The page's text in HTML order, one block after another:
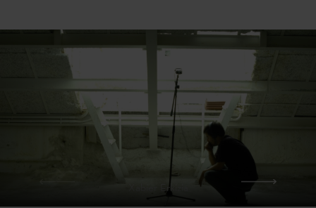
Xabier Erkizia